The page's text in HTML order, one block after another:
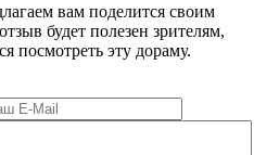
вам поделится своим
будет полезен зрителям,
посмотреть эту дораму.